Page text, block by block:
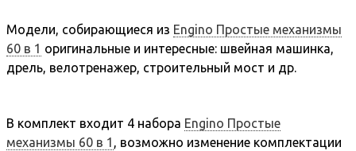
Модели, собирающиеся из Engino Простые механизмы
60 в 1 оригинальные и интересные: швейная машинка,
дрель, велотренажер, строительный мост и др.
В комплект входит 4 набора Engino Простые
механизмы 60 в 1 , возможно изменение комплектации